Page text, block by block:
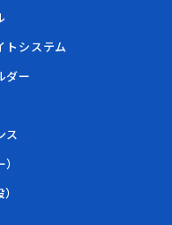
トシステム
ダー
ス